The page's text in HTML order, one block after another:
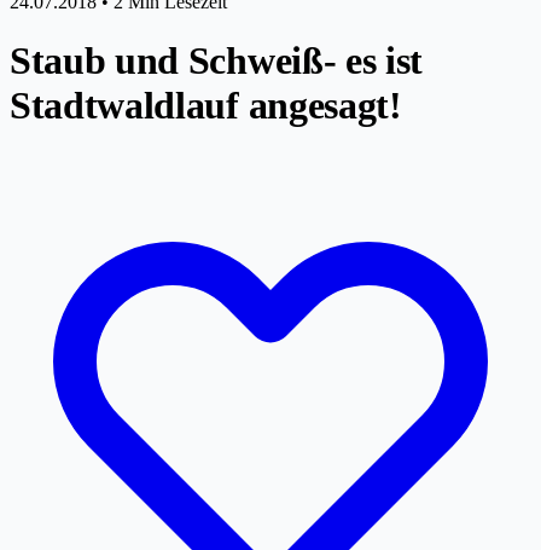
Staub und Schweiß- es ist
Stadtwaldlauf angesagt!